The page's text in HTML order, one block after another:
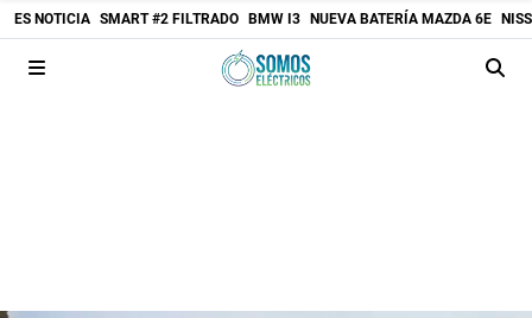
ES NOTICIA SMART #2 FILTRADO BMW I3 NUEVA BATERÍA MAZDA 6E